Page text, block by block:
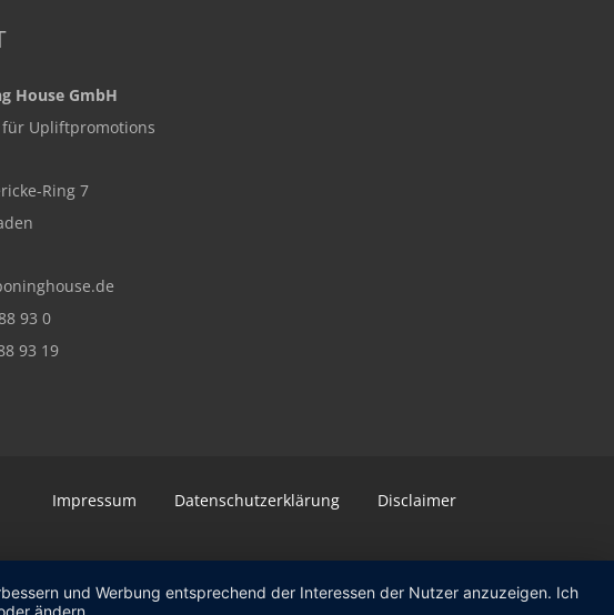
House GmbH
Upliftpromotions
Ring 7
93 0
93 19
Impressum Datenschutzerklärung Disclaimer
und Werbung entsprechend der Interessen der Nutzer anzuzeigen. Ich
ändern.